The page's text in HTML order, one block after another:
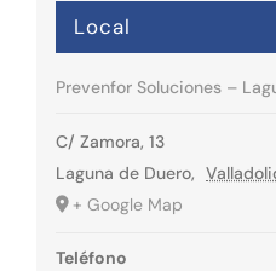
Local
Prevenfor Soluciones –
C/ Zamora, 13
Laguna de Duero,
+ Google Map
Teléfono